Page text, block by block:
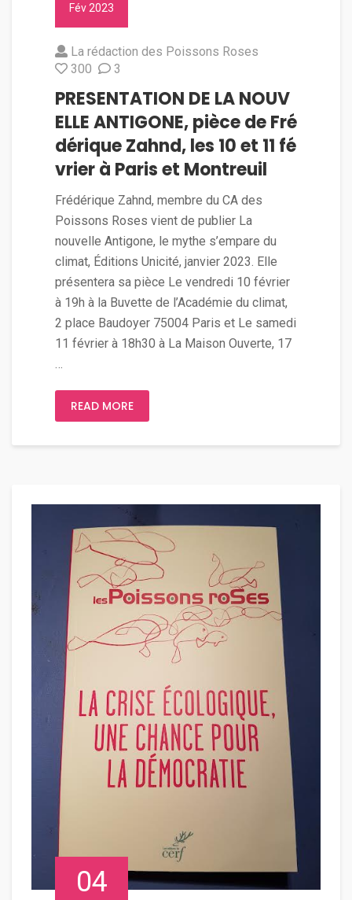
Fév 2023
La rédaction des Poissons Roses
300
3
PRESENTATION DE LA NOUV
ELLE ANTIGONE, pièce de Fré
dérique Zahnd, les 10 et 11 fé
vrier à Paris et Montreuil
Frédérique Zahnd, membre du CA des
Poissons Roses vient de publier La
nouvelle Antigone, le mythe s’empare du
climat, Éditions Unicité, janvier 2023. Elle
présentera sa pièce Le vendredi 10 février
à 19h à la Buvette de l’Académie du climat,
2 place Baudoyer 75004 Paris et Le samedi
11 février à 18h30 à La Maison Ouverte, 17
READ MORE
04